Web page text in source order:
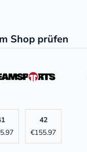
Shop prüfen
42
€155.97